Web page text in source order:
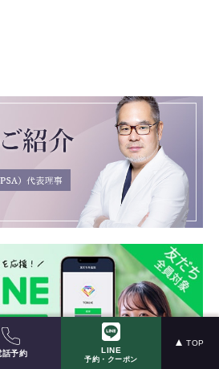
話予約 LINE
予約・クーポン
TOP